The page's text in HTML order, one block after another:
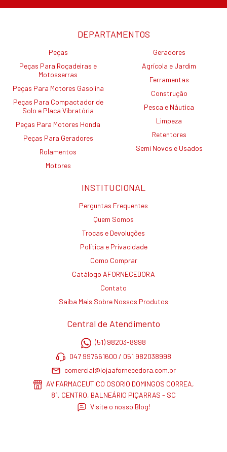
DEPARTAMENTOS
Peças
Peças Para Roçadeiras e
Motosserras
Peças Para Motores Gasolina
Peças Para Compactador de
Solo e Placa Vibratória
Peças Para Motores Honda
Peças Para Geradores
Rolamentos
Motores
Geradores
Agrícola e Jardim
Ferramentas
Construção
Pesca e Náutica
Limpeza
Retentores
Semi Novos e Usados
INSTITUCIONAL
Perguntas Frequentes
Quem Somos
Trocas e Devoluções
Política e Privacidade
Como Comprar
Catálogo AFORNECEDORA
Contato
Saiba Mais Sobre Nossos Produtos
Central de Atendimento
(51) 98203-8998
047 997661600 / 051 982038998
comercial@lojaafornecedora.com.br
AV FARMACEUTICO OSORIO DOMINGOS CORREA,
81, CENTRO, BALNEÁRIO PIÇARRAS - SC
Visite o nosso Blog!